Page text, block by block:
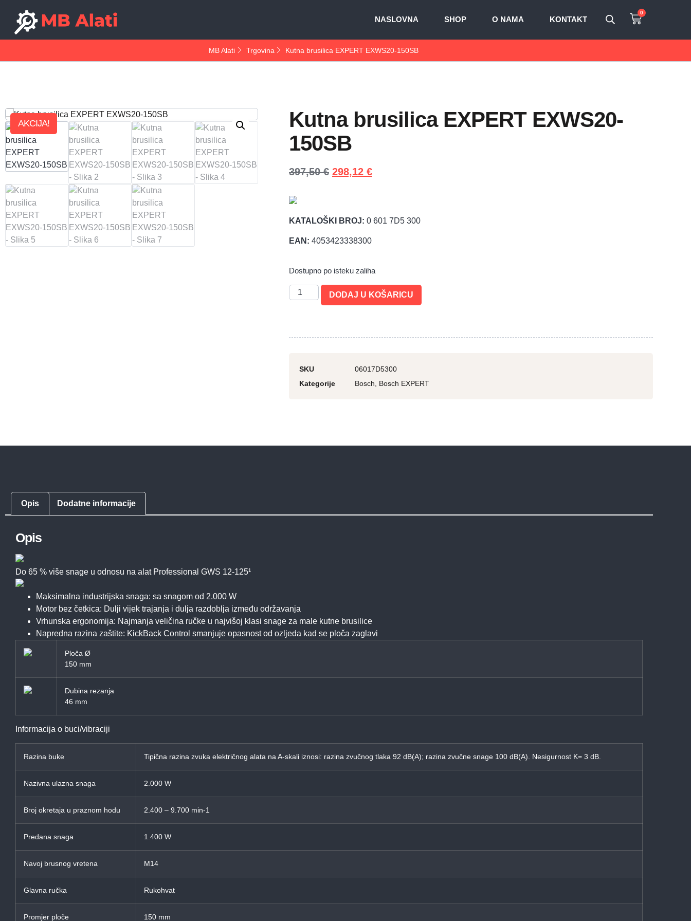
NASLOVNA SHOP O NAMA KONTAKT
0
MB Alati Trgovina Kutna brusilica EXPERT EXWS20-150SB
AKCIJA!
Kutna brusilica EXPERT EXWS20-
150SB
397,50€ 298,12 €
KATALOŠKI BROJ: 0 601 7D5 300
EAN: 4053423338300
Dostupno po isteku zaliha
DODAJ U KOŠARICU
SKU
06017D5300
Kategorije
Bosch Bosch EXPERT
Opis Dodatne informacije
Opis
Do 65 % više snage u odnosu na alat Professional GWS 12-125¹
Maksimalna industrijska snaga: sa snagom od 2.000 W
Motor bez četkica: Dulji vijek trajanja i dulja razdoblja između održavanja
Vrhunska ergonomija: Najmanja veličina ručke u najvišoj klasi snage za male kutne brusilice
Napredna razina zaštite: KickBack Control smanjuje opasnost od ozljeda kad se ploča zaglavi
Ploča Ø
150 mm
Dubina rezanja
46 mm
Informacija o buci/vibraciji
Razina buke Tipična razina zvuka električnog alata na A-skali iznosi: razina zvučnog tlaka 92 dB(A); razina zvučne snage 100 dB(A). Nesigurnost K= 3 dB.
Nazivna ulazna snaga 2.000 W
Broj okretaja u praznom hodu 2.400 – 9.700 min-1
Predana snaga 1.400 W
Navoj brusnog vretena M14
Glavna ručka Rukohvat
Promjer ploče 150 mm